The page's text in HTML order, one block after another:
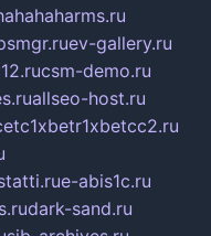
ev-gallery.ru
csm-demo.ru
allseo-host.ru
e-abis1c.ru
dark-sand.ru